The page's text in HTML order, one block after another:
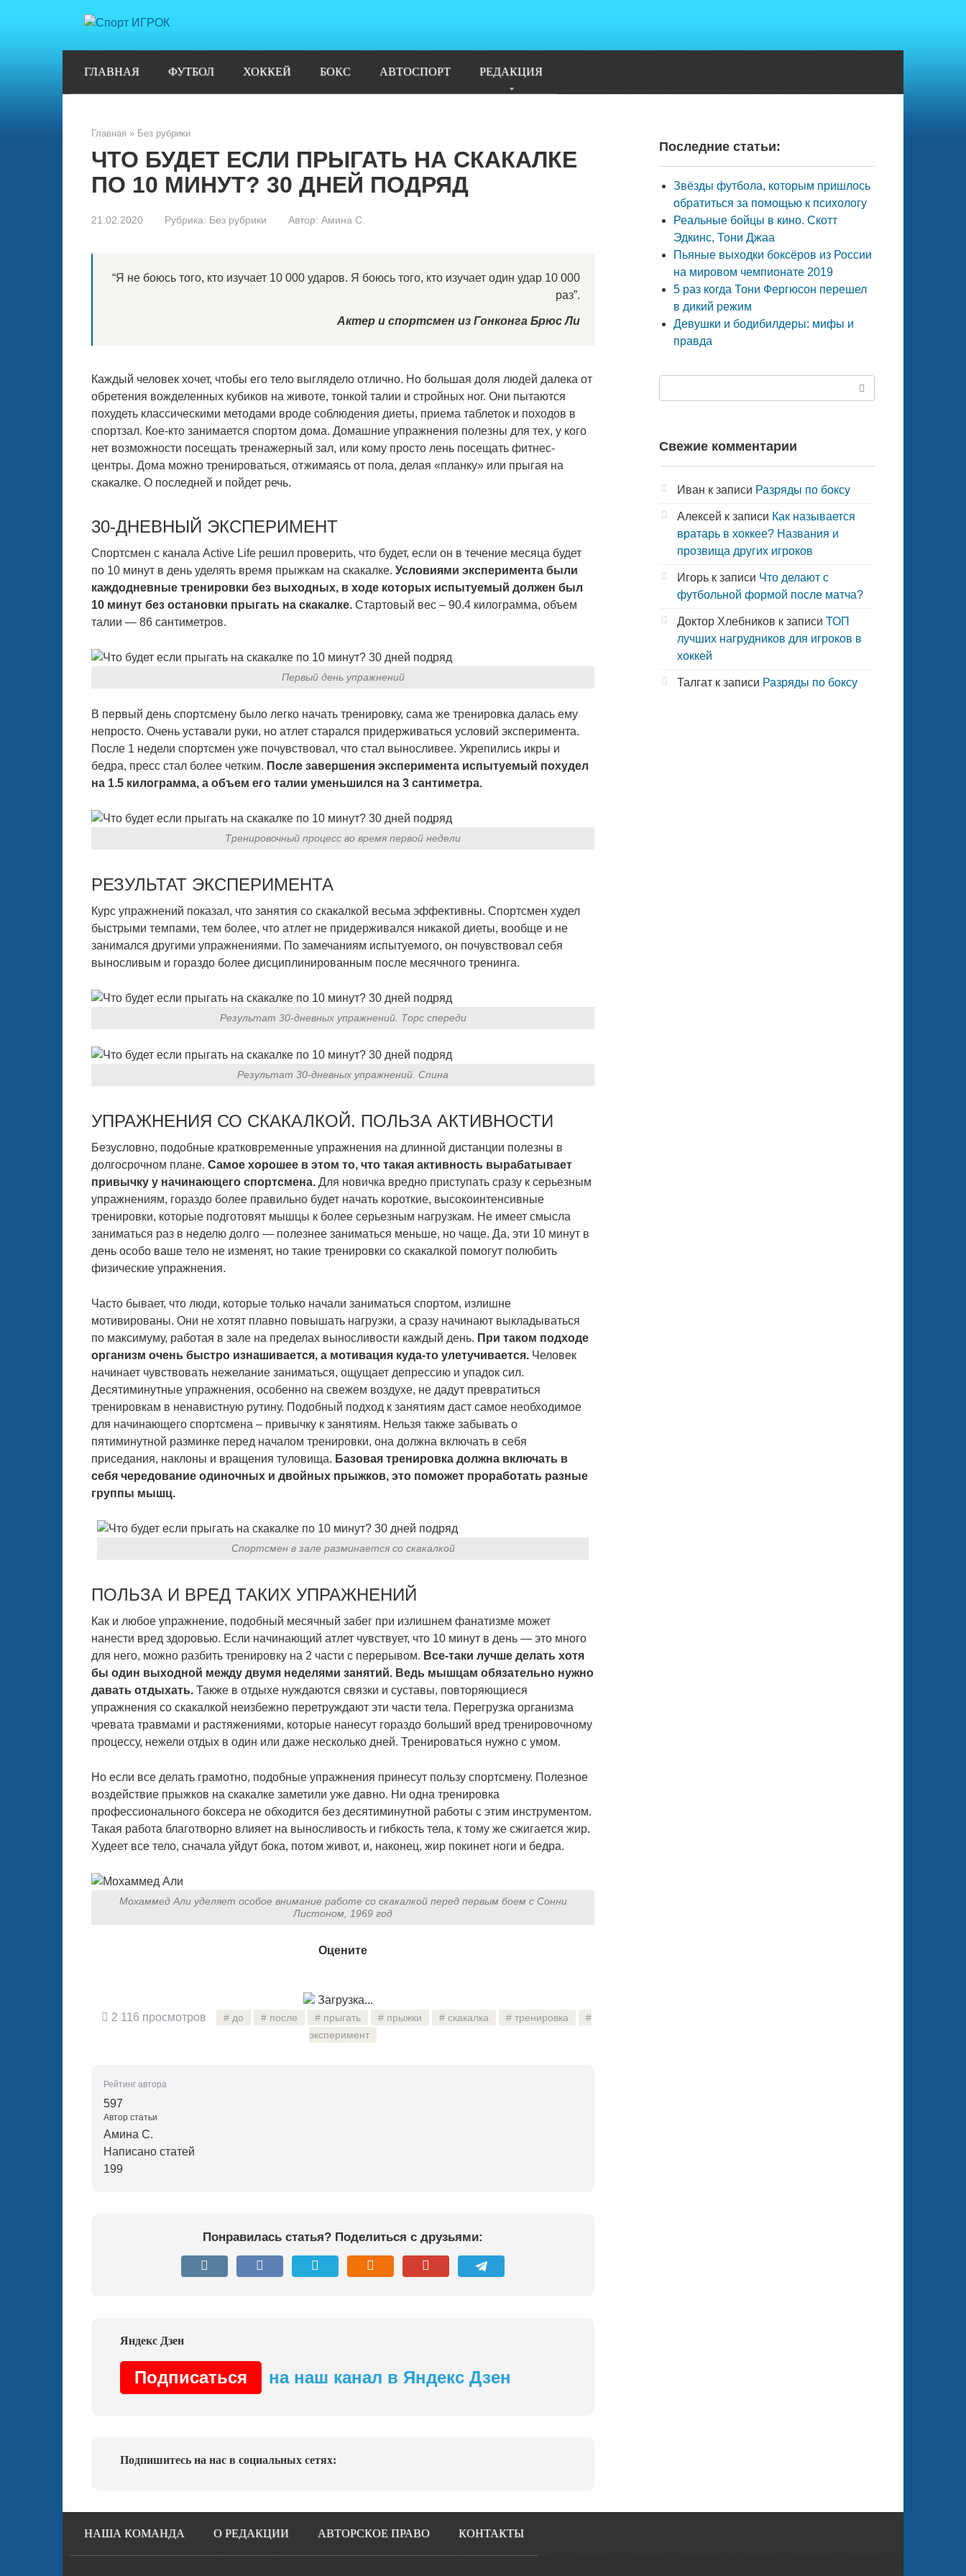
ГЛАВНАЯ ФУТБОЛ ХОККЕЙ БОКС АВТОСПОРТ РЕДАКЦИЯ
Главная » Без рубрики
ЧТО БУДЕТ ЕСЛИ ПРЫГАТЬ НА СКАКАЛКЕ
ПО 10 МИНУТ? 30 ДНЕЙ ПОДРЯД
21.02.2020 Рубрика: Без рубрики Автор: Амина С.
“Я не боюсь того, кто изучает 10 000 ударов. Я боюсь того, кто изучает один удар 10 000
раз”.
Актер и спортсмен из Гонконга Брюс Ли
Каждый человек хочет, чтобы его тело выглядело отлично. Но большая доля людей далека от
обретения вожделенных кубиков на животе, тонкой талии и стройных ног. Они пытаются
похудеть классическими методами вроде соблюдения диеты, приема таблеток и походов в
спортзал. Кое-кто занимается спортом дома. Домашние упражнения полезны для тех, у кого
нет возможности посещать тренажерный зал, или кому просто лень посещать фитнес-
центры. Дома можно тренироваться, отжимаясь от пола, делая «планку» или прыгая на
скакалке. О последней и пойдет речь.
30-ДНЕВНЫЙ ЭКСПЕРИМЕНТ
Спортсмен с канала Active Life решил проверить, что будет, если он в течение месяца будет
по 10 минут в день уделять время прыжкам на скакалке. Условиями эксперимента были
каждодневные тренировки без выходных, в ходе которых испытуемый должен был
10 минут без остановки прыгать на скакалке. Стартовый вес – 90.4 килограмма, объем
талии — 86 сантиметров.
Первый день упражнений
В первый день спортсмену было легко начать тренировку, сама же тренировка далась ему
непросто. Очень уставали руки, но атлет старался придерживаться условий эксперимента.
После 1 недели спортсмен уже почувствовал, что стал выносливее. Укрепились икры и
бедра, пресс стал более четким. После завершения эксперимента испытуемый похудел
на 1.5 килограмма, а объем его талии уменьшился на 3 сантиметра.
Тренировочный процесс во время первой недели
РЕЗУЛЬТАТ ЭКСПЕРИМЕНТА
Курс упражнений показал, что занятия со скакалкой весьма эффективны. Спортсмен худел
быстрыми темпами, тем более, что атлет не придерживался никакой диеты, вообще и не
занимался другими упражнениями. По замечаниям испытуемого, он почувствовал себя
выносливым и гораздо более дисциплинированным после месячного тренинга.
Результат 30-дневных упражнений. Торс спереди
Результат 30-дневных упражнений. Спина
УПРАЖНЕНИЯ СО СКАКАЛКОЙ. ПОЛЬЗА АКТИВНОСТИ
Безусловно, подобные кратковременные упражнения на длинной дистанции полезны в
долгосрочном плане. Самое хорошее в этом то, что такая активность вырабатывает
привычку у начинающего спортсмена. Для новичка вредно приступать сразу к серьезным
упражнениям, гораздо более правильно будет начать короткие, высокоинтенсивные
тренировки, которые подготовят мышцы к более серьезным нагрузкам. Не имеет смысла
заниматься раз в неделю долго — полезнее заниматься меньше, но чаще. Да, эти 10 минут в
день особо ваше тело не изменят, но такие тренировки со скакалкой помогут полюбить
физические упражнения.
Часто бывает, что люди, которые только начали заниматься спортом, излишне
мотивированы. Они не хотят плавно повышать нагрузки, а сразу начинают выкладываться
по максимуму, работая в зале на пределах выносливости каждый день. При таком подходе
организм очень быстро изнашивается, а мотивация куда-то улетучивается. Человек
начинает чувствовать нежелание заниматься, ощущает депрессию и упадок сил.
Десятиминутные упражнения, особенно на свежем воздухе, не дадут превратиться
тренировкам в ненавистную рутину. Подобный подход к занятиям даст самое необходимое
для начинающего спортсмена – привычку к занятиям. Нельзя также забывать о
пятиминутной разминке перед началом тренировки, она должна включать в себя
приседания, наклоны и вращения туловища. Базовая тренировка должна включать в
себя чередование одиночных и двойных прыжков, это поможет проработать разные
группы мышц.
Спортсмен в зале разминается со скакалкой
ПОЛЬЗА И ВРЕД ТАКИХ УПРАЖНЕНИЙ
Как и любое упражнение, подобный месячный забег при излишнем фанатизме может
нанести вред здоровью. Если начинающий атлет чувствует, что 10 минут в день — это много
для него, можно разбить тренировку на 2 части с перерывом. Все-таки лучше делать хотя
бы один выходной между двумя неделями занятий. Ведь мышцам обязательно нужно
давать отдыхать. Также в отдыхе нуждаются связки и суставы, повторяющиеся
упражнения со скакалкой неизбежно перетруждают эти части тела. Перегрузка организма
чревата травмами и растяжениями, которые нанесут гораздо больший вред тренировочному
процессу, нежели отдых в один или даже несколько дней. Тренироваться нужно с умом.
Но если все делать грамотно, подобные упражнения принесут пользу спортсмену. Полезное
воздействие прыжков на скакалке заметили уже давно. Ни одна тренировка
профессионального боксера не обходится без десятиминутной работы с этим инструментом.
Такая работа благотворно влияет на выносливость и гибкость тела, к тому же сжигается жир.
Худеет все тело, сначала уйдут бока, потом живот, и, наконец, жир покинет ноги и бедра.
Мохаммед Али уделяет особое внимание работе со скакалкой перед первым боем с Сонни
Листоном, 1969 год
Оцените
Загрузка...
2 116 просмотров
до после прыгать прыжки скакалка
тренировка
эксперимент
Рейтинг автора
597
Автор статьи
Амина С.
Написано статей
199
Понравилась статья? Поделиться с друзьями:
Подписаться на наш канал в Яндекс Дзен
Подпишитесь на нас в социальных сетях:
Последние статьи:
Звёзды футбола, которым пришлось
обратиться за помощью к психологу
Реальные бойцы в кино. Скотт
Эдкинс, Тони Джаа
Пьяные выходки боксёров из России
на мировом чемпионате 2019
5 раз когда Тони Фергюсон перешел
в дикий режим
Девушки и бодибилдеры: мифы и
правда
Свежие комментарии
Иван к записи Разряды по боксу
Алексей к записи Как называется
вратарь в хоккее? Названия и
прозвища других игроков
Игорь к записи Что делают с
футбольной формой после матча?
Доктор Хлебников к записи ТОП
лучших нагрудников для игроков в
хоккей
Талгат к записи Разряды по боксу
НАША КОМАНДА О РЕДАКЦИИ АВТОРСКОЕ ПРАВО КОНТАКТЫ